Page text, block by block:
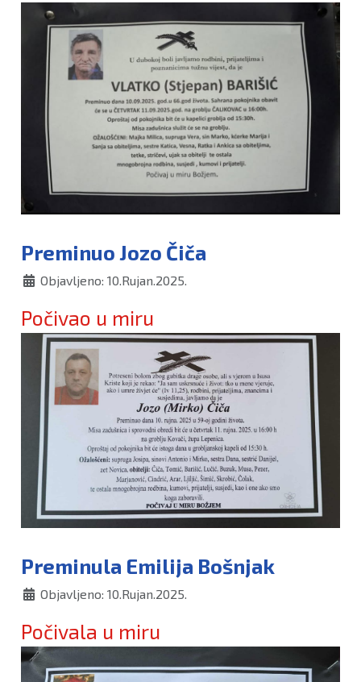
Preminuo Jozo Čiča
Objavljeno: 10.Rujan.2025.
Počivao u miru
Preminula Emilija Bošnjak
Objavljeno: 10.Rujan.2025.
Počivala u miru